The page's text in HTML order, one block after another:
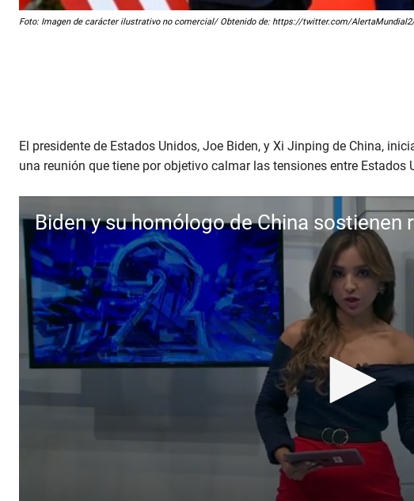
Foto: Imagen de carácter ilustrativo no comercial/ Obtenido de: https://twitter.com/
El presidente de Estados Unidos, Joe Biden, y Xi Jinping de China,
una reunión que tiene por objetivo calmar las tensiones entre Estados
Biden y su homólogo de China sostienen